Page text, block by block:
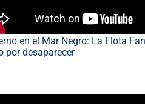
en el Mar Negro: La Flota
por desaparecer